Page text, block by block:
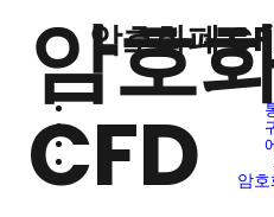
암호
CFD
암호화폐
암